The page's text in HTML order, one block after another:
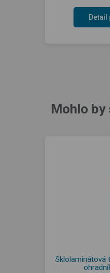
Detail
Mohlo by
Sklolaminátová